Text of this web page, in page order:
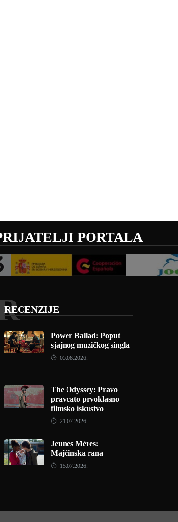
PORTALA
RECENZIJE
Power Ballad: Poput
sjajnog muzičkog singla
05.08.2026.
The Odyssey: Pravo
pravcato prvoklasno
filmsko iskustvo
21.07.2026.
Jeunes Mères:
Majčinska rana
15.07.2026.